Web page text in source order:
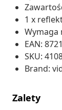
1 x
Wymaga
EAN:
SKU:
Brand:
Zalety